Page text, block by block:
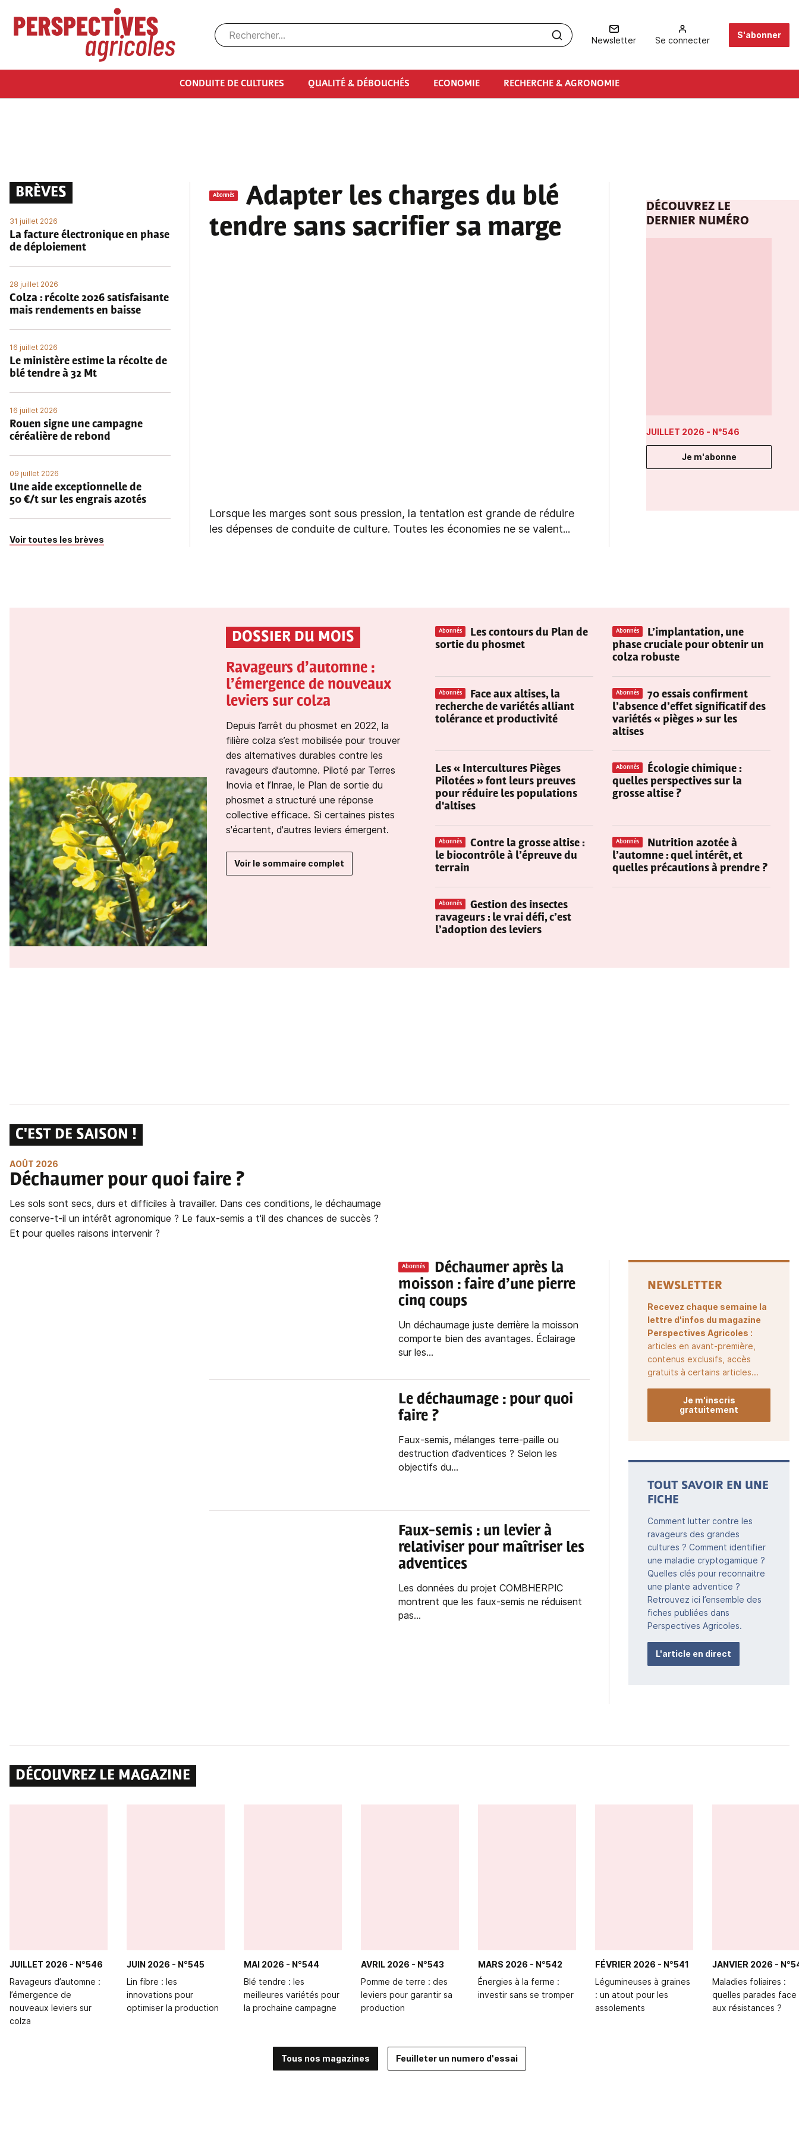
Aller au contenu principal
Newsletter Se connecter
S'abonner
CONDUITE DE CULTURES QUALITÉ & DÉBOUCHÉS ECONOMIE RECHERCHE & AGRONOMIE
Abonnés
Adapter les charges du blé
tendre sans sacrifier sa marge
Lorsque les marges sont sous pression, la tentation est grande de réduire
les dépenses de conduite de culture. Toutes les économies ne se valent...
BRÈVES
31 juillet 2026
La facture électronique en phase
de déploiement
28 juillet 2026
Colza : récolte 2026 satisfaisante
mais rendements en baisse
16 juillet 2026
Le ministère estime la récolte de
blé tendre à 32 Mt
16 juillet 2026
Rouen signe une campagne
céréalière de rebond
09 juillet 2026
Une aide exceptionnelle de
50 €/t sur les engrais azotés
Voir toutes les brèves
DÉCOUVREZ LE
DERNIER NUMÉRO
JUILLET 2026 - N°546
Je m'abonne
DOSSIER DU MOIS
Ravageurs d’automne :
l’émergence de nouveaux
leviers sur colza
Depuis l’arrêt du phosmet en 2022, la
filière colza s’est mobilisée pour trouver
des alternatives durables contre les
ravageurs d’automne. Piloté par Terres
Inovia et l’Inrae, le Plan de sortie du
phosmet a structuré une réponse
collective efficace. Si certaines pistes
s'écartent, d'autres leviers émergent.
Voir le sommaire complet
Abonnés
Les contours du Plan de
sortie du phosmet
Abonnés
L’implantation, une
phase cruciale pour obtenir un
colza robuste
Abonnés
Face aux altises, la
recherche de variétés alliant
tolérance et productivité
Abonnés
70 essais confirment
l’absence d’effet significatif des
variétés « pièges » sur les
altises
Les « Intercultures Pièges
Pilotées » font leurs preuves
pour réduire les populations
d'altises
Abonnés
Écologie chimique :
quelles perspectives sur la
grosse altise ?
Abonnés
Contre la grosse altise :
le biocontrôle à l’épreuve du
terrain
Abonnés
Nutrition azotée à
l’automne : quel intérêt, et
quelles précautions à prendre ?
Abonnés
Gestion des insectes
ravageurs : le vrai défi, c’est
l’adoption des leviers
C'EST DE SAISON !
AOÛT 2026
Déchaumer pour quoi faire ?
Les sols sont secs, durs et difficiles à travailler. Dans ces conditions, le déchaumage
conserve-t-il un intérêt agronomique ? Le faux-semis a t'il des chances de succès ?
Et pour quelles raisons intervenir ?
Abonnés
Déchaumer après la
moisson : faire d’une pierre
cinq coups
Un déchaumage juste derrière la moisson
comporte bien des avantages. Éclairage
sur les...
Le déchaumage : pour quoi
faire ?
Faux-semis, mélanges terre-paille ou
destruction d’adventices ? Selon les
objectifs du...
Faux-semis : un levier à
relativiser pour maîtriser les
adventices
Les données du projet COMBHERPIC
montrent que les faux-semis ne réduisent
pas...
NEWSLETTER
Recevez chaque semaine la
lettre d'infos du magazine
Perspectives Agricoles :
articles en avant-première,
contenus exclusifs, accès
gratuits à certains articles...
Je m'inscris
gratuitement
TOUT SAVOIR EN UNE
FICHE
Comment lutter contre les
ravageurs des grandes
cultures ? Comment identifier
une maladie cryptogamique ?
Quelles clés pour reconnaitre
une plante adventice ?
Retrouvez ici l’ensemble des
fiches publiées dans
Perspectives Agricoles.
L'article en direct
DÉCOUVREZ LE MAGAZINE
JUILLET 2026 - N°546
Ravageurs d’automne :
l’émergence de
nouveaux leviers sur
colza
JUIN 2026 - N°545
Lin fibre : les
innovations pour
optimiser la production
MAI 2026 - N°544
Blé tendre : les
meilleures variétés pour
la prochaine campagne
AVRIL 2026 - N°543
Pomme de terre : des
leviers pour garantir sa
production
MARS 2026 - N°542
Énergies à la ferme :
investir sans se tromper
FÉVRIER 2026 - N°541
Légumineuses à graines
: un atout pour les
assolements
JANVIER 2026 -
Maladies foliaires :
quelles parades face
aux résistances ?
Tous nos magazines Feuilleter un numero d'essai